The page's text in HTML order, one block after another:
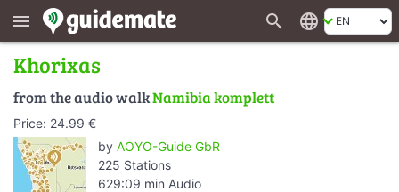
menu search language
Khorixas
from the audio walkNamibia komplett
Price: 24.99 €
by AOYO-Guide GbR
225 Stations
629:09 min Audio